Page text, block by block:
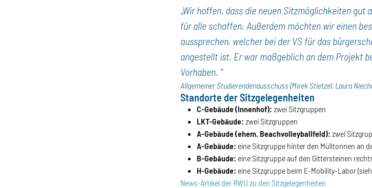
„Wir hoffen, dass die neuen Sitzmöglichkeiten
für alle schaffen. Außerdem möchten wir einen
aussprechen, welcher bei der VS für das
angestellt ist. Er war maßgeblich an dem Projekt
Vorhaben. “
Allgemeiner Studierendenausschuss (Mirek Stietzel, Laura
Standorte der Sitzgelegenheiten
C-Gebäude (Innenhof): zwei Sitzgruppen
LKT-Gebäude: zwei Sitzgruppen
A-Gebäude (ehem. Beachvolleyballfeld): zwei
A-Gebäude: eine Sitzgruppe hinter den Mülltonnen an
B-Gebäude: eine Sitzgruppe auf den Gittersteinen
H-Gebäude: eine Sitzgruppe beim E-Mobility-Labor
News-Artikel der RWU zu den Sitzgelegenheiten